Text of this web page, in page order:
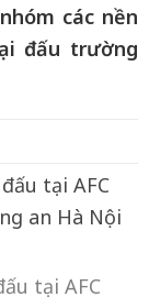
các nền
đấu trường
tại AFC